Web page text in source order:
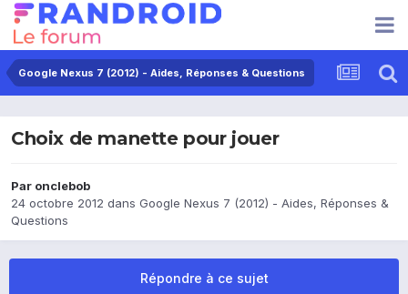
Google Nexus 7 (2012) - Aides, Réponses & Questions
Choix de manette pour jouer
Par onclebob
24 octobre 2012 dans Google Nexus 7 (2012) - Aides, Réponses &
Questions
Répondre à ce sujet